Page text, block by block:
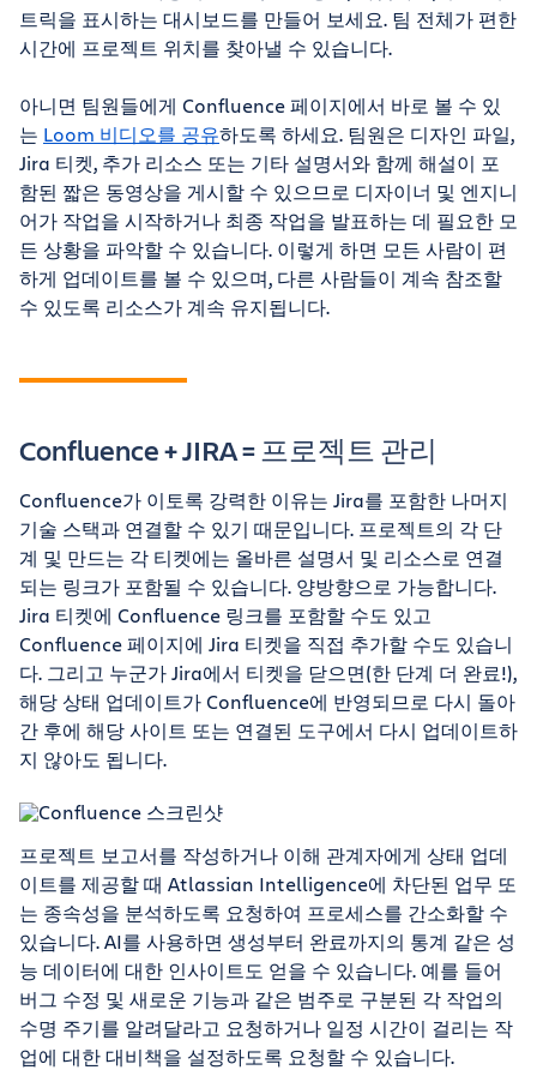
트릭을 표시하는 대시보드를 만들어 보세요. 팀 전체가 편한
시간에 프로젝트 위치를 찾아낼 수 있습니다.
아니면 팀원들에게 Confluence 페이지에서 바로 볼 수 있
는 Loom 비디오를 공유하도록 하세요. 팀원은 디자인 파일,
Jira 티켓, 추가 리소스 또는 기타 설명서와 함께 해설이 포
함된 짧은 동영상을 게시할 수 있으므로 디자이너 및 엔지니
어가 작업을 시작하거나 최종 작업을 발표하는 데 필요한 모
든 상황을 파악할 수 있습니다. 이렇게 하면 모든 사람이 편
하게 업데이트를 볼 수 있으며, 다른 사람들이 계속 참조할
수 있도록 리소스가 계속 유지됩니다.
Confluence + JIRA = 프로젝트 관리
Confluence가 이토록 강력한 이유는 Jira를 포함한 나머지
기술 스택과 연결할 수 있기 때문입니다. 프로젝트의 각 단
계 및 만드는 각 티켓에는 올바른 설명서 및 리소스로 연결
되는 링크가 포함될 수 있습니다. 양방향으로 가능합니다.
Jira 티켓에 Confluence 링크를 포함할 수도 있고
Confluence 페이지에 Jira 티켓을 직접 추가할 수도 있습니
다. 그리고 누군가 Jira에서 티켓을 닫으면(한 단계 더 완료!),
해당 상태 업데이트가 Confluence에 반영되므로 다시 돌아
간 후에 해당 사이트 또는 연결된 도구에서 다시 업데이트하
지 않아도 됩니다.
프로젝트 보고서를 작성하거나 이해 관계자에게 상태 업데
이트를 제공할 때 Atlassian Intelligence에 차단된 업무 또
는 종속성을 분석하도록 요청하여 프로세스를 간소화할 수
있습니다. AI를 사용하면 생성부터 완료까지의 통계 같은 성
능 데이터에 대한 인사이트도 얻을 수 있습니다. 예를 들어
버그 수정 및 새로운 기능과 같은 범주로 구분된 각 작업의
수명 주기를 알려달라고 요청하거나 일정 시간이 걸리는 작
업에 대한 대비책을 설정하도록 요청할 수 있습니다.